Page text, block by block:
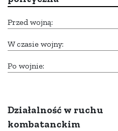
Przed wojną:
W czasie wojny:
Po wojnie:
Działalność w ruchu
kombatanckim